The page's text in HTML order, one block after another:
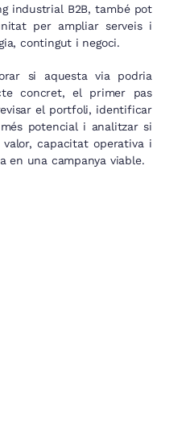
industrial B2B, també pot
per ampliar serveis i
contingut i negoci.
si aquesta via podria
concret, el primer pas
el portfoli, identificar
potencial i analitzar si
capacitat operativa i
en una campanya viable.